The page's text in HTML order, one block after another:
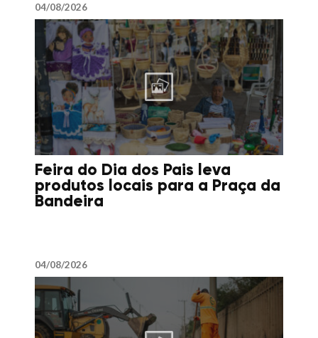
04/08/2026
Feira do Dia dos Pais leva
produtos locais para a Praça da
Bandeira
04/08/2026